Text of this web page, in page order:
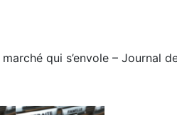
qui s’envole – Journal